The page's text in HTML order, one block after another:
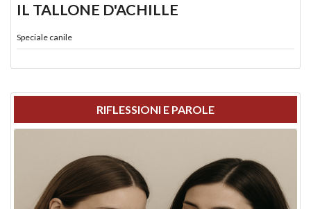
IL TALLONE D'ACHILLE
Speciale canile
RIFLESSIONI E PAROLE